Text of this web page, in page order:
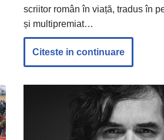
scriitor român în viață, tradus în
și multipremiat…
Citeste in continuare